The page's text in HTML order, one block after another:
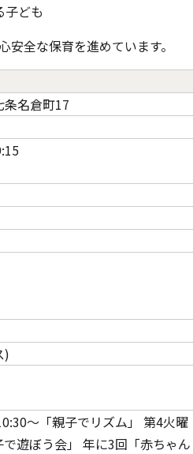
子ども
全な保育を進めています。
条名倉町17
)
～「親子でリズム」 第4火曜
遊ぼう会」 年に3回「赤ちゃん